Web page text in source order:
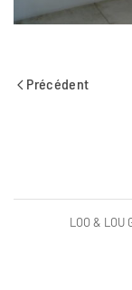
Précédent
LOO &